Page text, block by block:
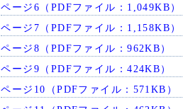
ページ6（PDFファイル：1,049KB）
ページ7（PDFファイル：1,158KB）
ページ8（PDFファイル：962KB）
ページ9（PDFファイル：424KB）
ページ10（PDFファイル：571KB）